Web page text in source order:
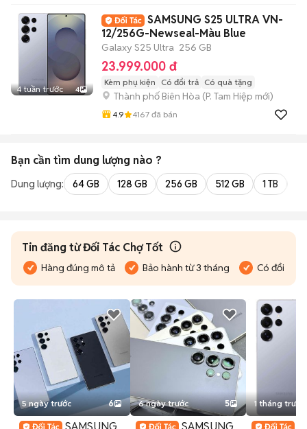
4 tuần trước 4
SAMSUNG S25 ULTRA VN-
12/256G-Newseal-Màu Blue
Galaxy S25 Ultra 256 GB
23.999.000 đ
Kèm phụ kiện Có đổi trả Có quà tặng
Thành phố Biên Hòa (P. Tam Hiệp mới)
4.9 4167 đã bán
Bạn cần tìm dung lượng nào ?
Dung lượng: 64 GB 128 GB 256 GB 512 GB 1 TB
Tin đăng từ Đối Tác Chợ Tốt
Hàng đúng mô tả Bảo hành từ 3 tháng Có đổi trả
5 ngày trước 6 6 ngày trước 5 1 tháng trước